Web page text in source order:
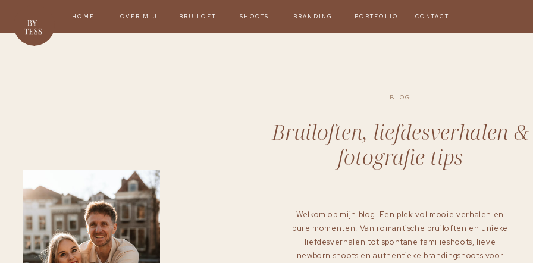
CONTACT
PORTFOLIO
BRUILOFT
OVER MIJ
HOME BRANDING
SHOOTS
Bruiloften, liefdesverhalen &
fotografie tips
BLOG
Welkom op mijn blog. Een plek vol mooie verhalen en
pure momenten. Van romantische bruiloften en unieke
liefdesverhalen tot spontane familieshoots, lieve
newborn shoots en authentieke brandingshoots voor